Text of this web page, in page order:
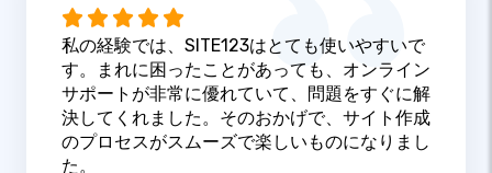
私の経験では、SITE123はとても使いやすいで
す。まれに困ったことがあっても、オンライン
サポートが非常に優れていて、問題をすぐに解
決してくれました。そのおかげで、サイト作成
のプロセスがスムーズで楽しいものになりまし
た。